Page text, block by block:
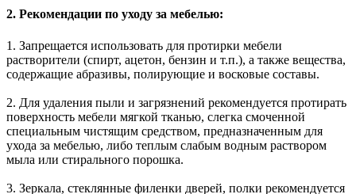
2. Рекомендации по уходу за мебелью:
1. Запрещается использовать для протирки мебели
растворители (спирт, ацетон, бензин и т.п.), а также вещества,
содержащие абразивы, полирующие и восковые составы.
2. Для удаления пыли и загрязнений рекомендуется протирать
поверхность мебели мягкой тканью, слегка смоченной
специальным чистящим средством, предназначенным для
ухода за мебелью, либо теплым слабым водным раствором
мыла или стирального порошка.
3. Зеркала, стеклянные филенки дверей, полки рекомендуется